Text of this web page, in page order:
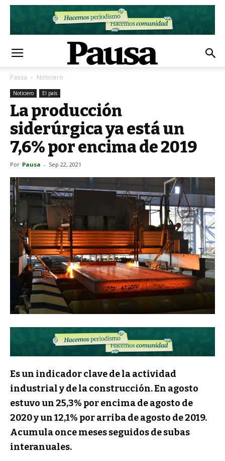
Pausa Noticiero
Noticiero El país
La producción
siderúrgica ya está un
7,6% por encima de 2019
Por Pausa - Sep 22, 2021
Es un indicador clave de la actividad
industrial y de la construcción. En agosto
estuvo un 25,3% por encima de agosto de
2020 y un 12,1% por arriba de agosto de 2019.
Acumula once meses seguidos de subas
interanuales.